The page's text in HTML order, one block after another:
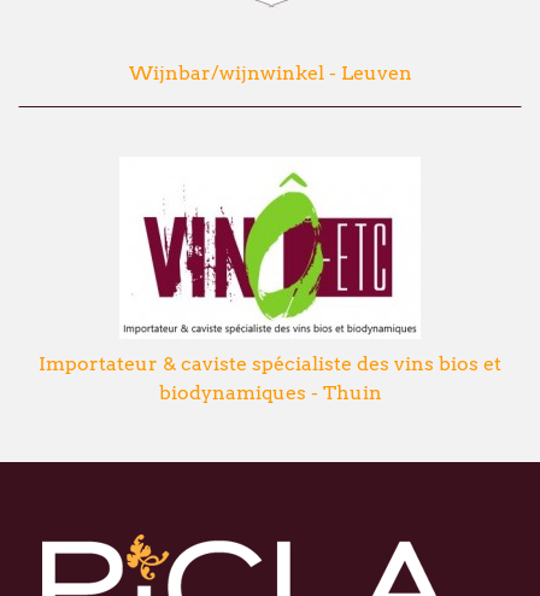
Wijnbar/wijnwinkel - Leuven
Importateur & caviste spécialiste des vins bios et
biodynamiques - Thuin